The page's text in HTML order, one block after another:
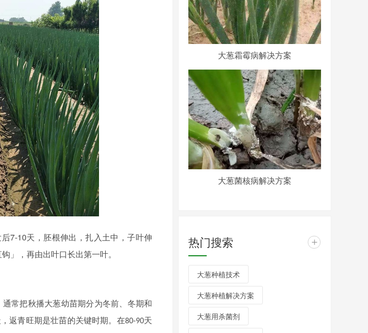
后7-10天，胚根伸出，扎入土中，子叶伸
」，再由出叶口长出第一叶。
通常把秋播大葱幼苗期分为冬前、冬期和
返青旺期是壮苗的关键时期。在80-90天
大葱霜霉病解决方案
大葱菌核病解决方案
热门搜索 +
大葱种植技术
大葱种植解决方案
大葱用杀菌剂